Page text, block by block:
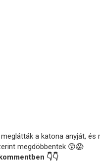
a katona anyját, és
megdöbbentek 😲😱
👇👇